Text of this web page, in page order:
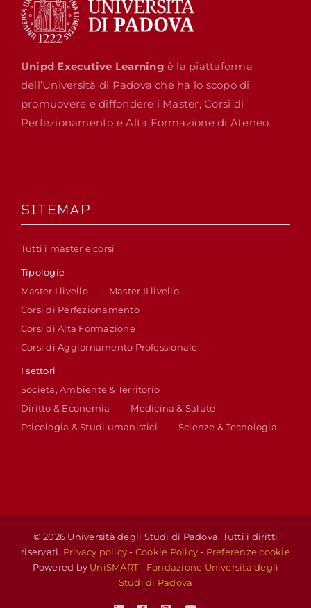
Unipd Executive Learning è la piattaforma
dell’Università di Padova che ha lo scopo di
promuovere e diffondere i Master, Corsi di
Perfezionamento e Alta Formazione di Ateneo.
SITEMAP
Tutti i master e corsi
Tipologie
Master I livello
Master II livello
Corsi di Perfezionamento
Corsi di Alta Formazione
Corsi di Aggiornamento Professionale
I settori
Società, Ambiente & Territorio
Diritto & Economia
Medicina & Salute
Psicologia & Studi umanistici
Scienze & Tecnologia
© 2026 Università degli Studi di Padova. Tutti i diritti
riservati. Privacy policy- Cookie Policy- Preferenze cookie
Powered by UniSMART - Fondazione Università degli
Studi di Padova